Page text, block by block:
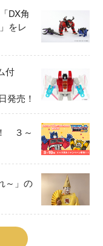
DX角
をレ
付
発売！
３～
～」の